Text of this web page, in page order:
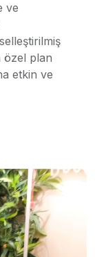
ve
özel plan
etkin ve